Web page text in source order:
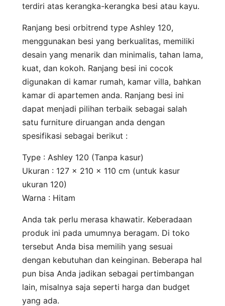
terdiri atas kerangka-kerangka besi atau kayu.
Ranjang besi orbitrend type Ashley 120,
menggunakan besi yang berkualitas, memiliki
desain yang menarik dan minimalis, tahan lama,
kuat, dan kokoh. Ranjang besi ini cocok
digunakan di kamar rumah, kamar villa, bahkan
kamar di apartemen anda. Ranjang besi ini
dapat menjadi pilihan terbaik sebagai salah
satu furniture diruangan anda dengan
spesifikasi sebagai berikut :
Type : Ashley 120 (Tanpa kasur)
Ukuran : 127 x 210 x 110 cm (untuk kasur
ukuran 120)
Warna : Hitam
Anda tak perlu merasa khawatir. Keberadaan
produk ini pada umumnya beragam. Di toko
tersebut Anda bisa memilih yang sesuai
dengan kebutuhan dan keinginan. Beberapa hal
pun bisa Anda jadikan sebagai pertimbangan
lain, misalnya saja seperti harga dan budget
yang ada.